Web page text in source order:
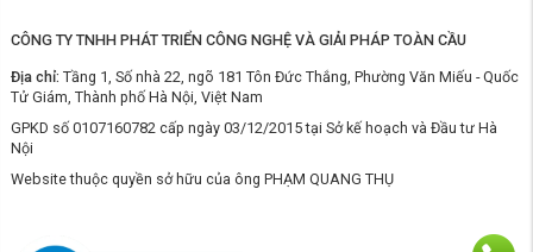
Máy lọc nước Xiaomingày càng được nhiều gia đình lựa chọn nhờ đáp
ứng tốt cả về tính tiện dụng lẫn sự hài hòa với không gian bếp hiện đại.
Ngay sau đây,Xiaomi Centersẽ cùng bạn tìm hiểu lý do vì sao dòng
sản phẩm này đang trở thành xu hướng được đông đảo người dùng
CÔNG TY TNHH PHÁT TRIỂN CÔNG NGHỆ VÀ GIẢI PHÁP TOÀN CẦU
Địa chỉ: Tầng 1, Số nhà 22, ngõ 181 Tôn Đức Thắng, Phường Văn Miếu - Quốc
Tử Giám, Thành phố Hà Nội, Việt Nam
GPKD số 0107160782 cấp ngày 03/12/2015 tại Sở kế hoạch và Đầu tư Hà
Nội
Website thuộc quyền sở hữu của ông PHẠM QUANG THỤ